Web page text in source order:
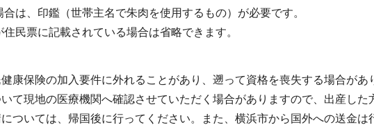
は、印鑑（世帯主名で朱肉を使用するもの）が必要です。
民票に記載されている場合は省略できます。
康保険の加入要件に外れることがあり、遡って資格を喪失する場合が
て現地の医療機関へ確認させていただく場合がありますので、出産し
ついては、帰国後に行ってください。また、横浜市から国外への送金は